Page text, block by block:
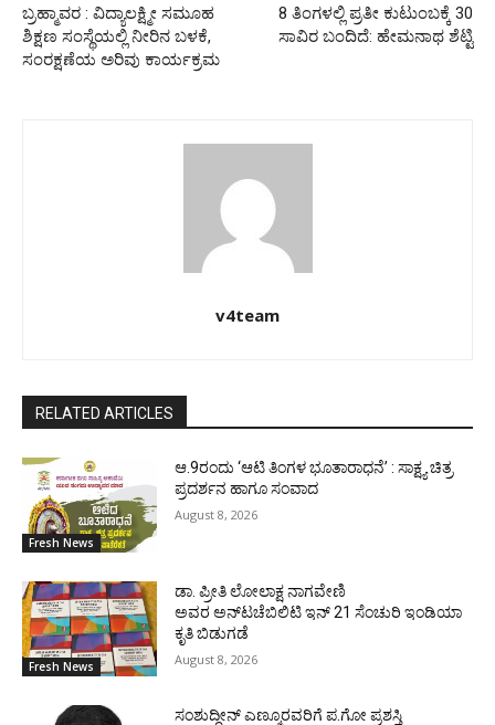
ಬ್ರಹ್ಮಾವರ : ವಿದ್ಯಾಲಕ್ಷ್ಮೀ ಸಮೂಹ
ಶಿಕ್ಷಣ ಸಂಸ್ಥೆಯಲ್ಲಿ ನೀರಿನ ಬಳಕೆ,
ಸಂರಕ್ಷಣೆಯ ಅರಿವು ಕಾರ್ಯಕ್ರಮ
8 ತಿಂಗಳಲ್ಲಿ ಪ್ರತೀ ಕುಟುಂಬಕ್ಕೆ 30
ಸಾವಿರ ಬಂದಿದೆ: ಹೇಮನಾಥ ಶೆಟ್ಟಿ
v4team
RELATED ARTICLES
Fresh News
ಆ.9ರಂದು ‘ಆಟಿ ತಿಂಗಳ ಭೂತಾರಾಧನೆ’ : ಸಾಕ್ಷ್ಯ ಚಿತ್ರ
ಪ್ರದರ್ಶನ ಹಾಗೂ ಸಂವಾದ
August 8, 2026
Fresh News
ಡಾ. ಪ್ರೀತಿ ಲೋಲಾಕ್ಷ ನಾಗವೇಣಿ
ಅವರ ಅನ್‌ಟಚೆಬಿಲಿಟಿ ಇನ್ 21 ಸೆಂಚುರಿ ಇಂಡಿಯಾ
ಕೃತಿ ಬಿಡುಗಡೆ
August 8, 2026
ಸಂಶುದ್ಧೀನ್ ಎಣ್ಮೂರವರಿಗೆ ಪ.ಗೋ ಪ್ರಶಸ್ತಿ